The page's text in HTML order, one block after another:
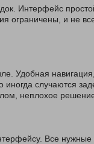
Интерфейс
ограничены, и не
Удобная
случаются
неплохое
Все